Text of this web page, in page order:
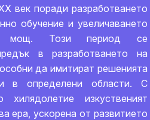
век поради разработването
обучение и увеличаването
мощ. Този период се
в разработването на
да имитират решенията
в определени области. С
изкуственият
ера, ускорена от развитието